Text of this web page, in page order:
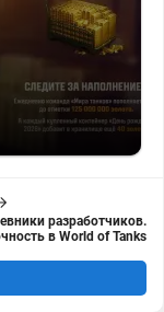
разработчиков.
в World of Tanks